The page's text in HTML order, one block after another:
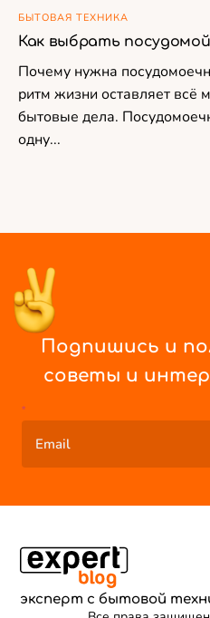
БЫТОВАЯ ТЕХНИКА
Как выбрать
Почему нужна
ритм жизни оставляет всё
бытовые дела.
одну...
Подпишись и
советы и
*
эксперт с бытовой